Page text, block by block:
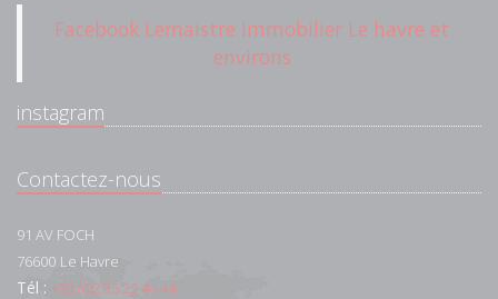
Facebook Lemaistre Immobilier Le havre et
environs
instagram
Contactez-nous
91 AV FOCH
76600 Le Havre
Tél : +33 (0)2 35 22 44 44